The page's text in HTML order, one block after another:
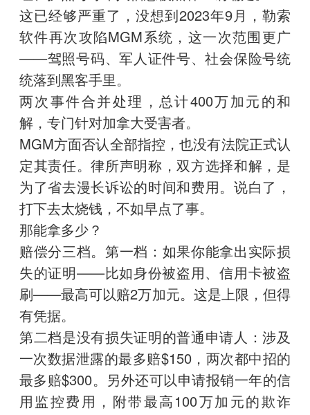
这已经够严重了，没想到2023年9月，勒索
软件再次攻陷MGM系统，这一次范围更广
——驾照号码、军人证件号、社会保险号统
统落到黑客手里。
两次事件合并处理，总计400万加元的和
解，专门针对加拿大受害者。
MGM方面否认全部指控，也没有法院正式认
定其责任。律所声明称，双方选择和解，是
为了省去漫长诉讼的时间和费用。说白了，
打下去太烧钱，不如早点了事。
那能拿多少？
赔偿分三档。第一档：如果你能拿出实际损
失的证明——比如身份被盗用、信用卡被盗
刷——最高可以赔2万加元。这是上限，但得
有凭据。
第二档是没有损失证明的普通申请人：涉及
一次数据泄露的最多赔$150，两次都中招的
最多赔$300。另外还可以申请报销一年的信
用监控费用，附带最高100万加元的欺诈